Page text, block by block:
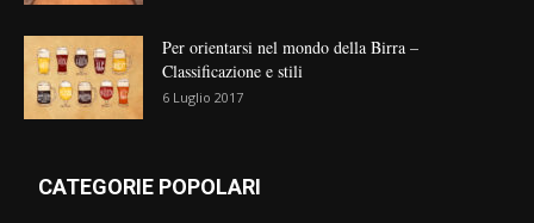
Per orientarsi nel mondo della Birra –
Classificazione e stili
6 Luglio 2017
CATEGORIE POPOLARI